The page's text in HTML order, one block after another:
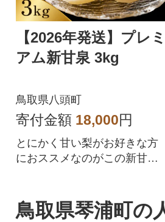
【2026年発送】プレミ
アム新甘泉 3kg
鳥取県八頭町
寄付金額 18,000円
とにかく甘い梨がお好きな方
におススメなのがこの新甘
質の梨です。
鳥取県琴浦町の